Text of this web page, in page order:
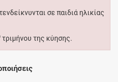
σε παιδιά ηλικίας
τριμήνου της κύησης.